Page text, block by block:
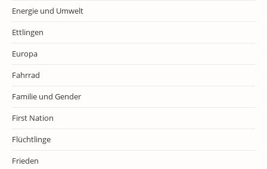
Energie und Umwelt
Ettlingen
Europa
Fahrrad
Familie und Gender
First Nation
Flüchtlinge
Frieden